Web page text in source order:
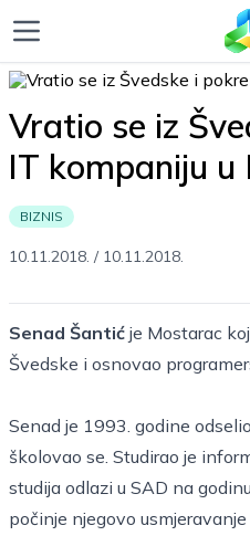
Vratio se iz
IT kompaniju u
BIZNIS
10.11.2018. / 10.11.2018.
Senad Šantić je Mostarac
Švedske i osnovao
Senad je 1993. godine
školovao se. Studirao je
studija odlazi u SAD na
počinje njegovo